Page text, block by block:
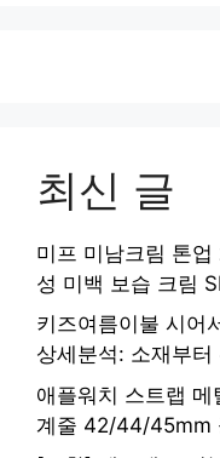
최신 글
미프 미남크림 톤
성 미백 보습 크림
키즈여름이불 시어
상세분석: 소재부터
애플워치 스트랩
계줄 42/44/45mm